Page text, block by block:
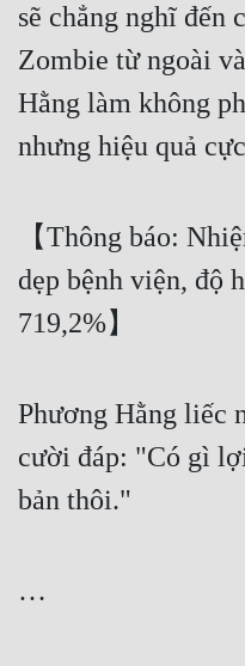
Du Hí
Dã Sử
Dị Giới
Góc Nhìn Nữ
Huyền Nghi
Huyền Ảo
Hài Hước
Học Đường
sẽ chẳng nghĩ đến
Zombie từ ngoài
Hằng làm không
nhưng hiệu quả
【Thông báo:
dẹp bệnh viện, độ
719,2%】
Phương Hằng liếc
cười đáp: "Có gì
bản thôi."
…